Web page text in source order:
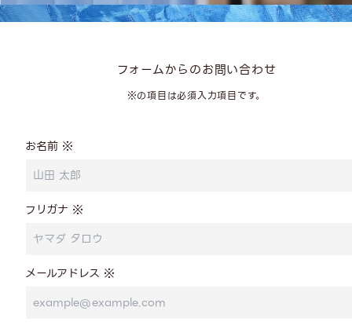
フォームからのお問い合わせ
※の項目は必須入力項目です。
お名前 ※
フリガナ ※
メールアドレス ※